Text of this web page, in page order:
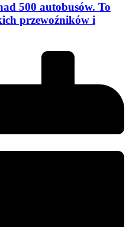
500 autobusów. To
przewoźników i